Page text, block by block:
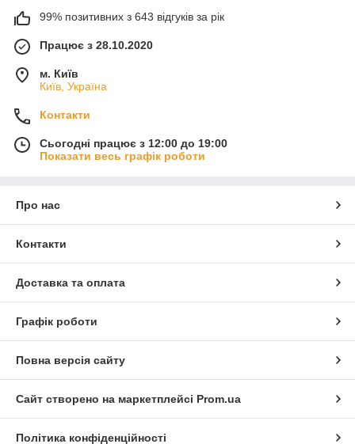
99% позитивних з 643 відгуків за рік
Працює з 28.10.2020
м. Київ
Київ, Україна
Контакти
Сьогодні працює з 12:00 до 19:00
Показати весь графік роботи
Про нас
Контакти
Доставка та оплата
Графік роботи
Повна версія сайту
Сайт створено на маркетплейсі Prom.ua
Політика конфіденційності